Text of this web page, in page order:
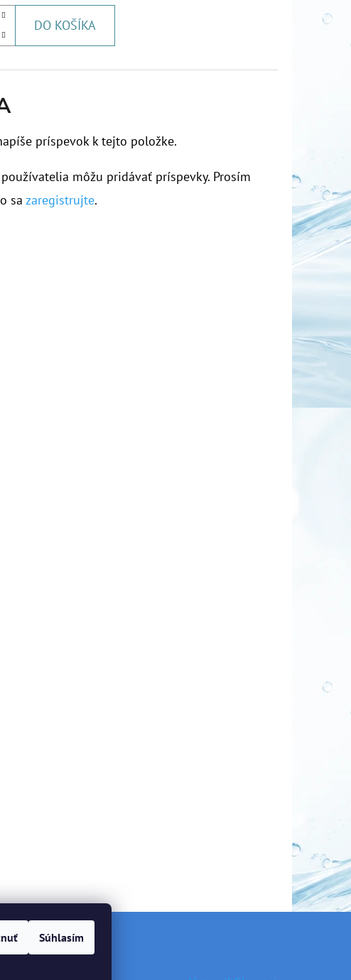
Súhlasím
DO KOŠÍKA
príspevok k tejto položke.
môžu pridávať príspevky. Prosím
sazaregistrujte.